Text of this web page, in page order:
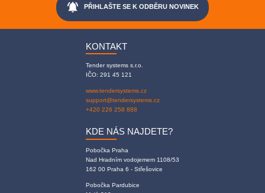
notifications_active PŘIHLAŠTE SE K ODBĚRU NOVINEK
KONTAKT
Tender systems s.r.o.
IČO: 291 45 121
www.tendersystems.cz
support@tendersystems.cz
+420 226 258 888
KDE NÁS NAJDETE?
Pobočka Praha
Nad Hradním vodojemem 1108/53
162 00 Praha 6 - Střešovice
Pobočka Pardubice